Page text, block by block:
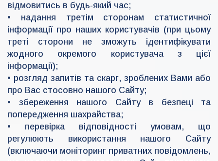
відмовитись в будь-який час;
• надання третім сторонам статистичної
інформації про наших користувачів (при цьому
треті сторони не зможуть ідентифікувати
жодного окремого користувача з цієї
інформації);
• розгляд запитів та скарг, зроблених Вами або
про Вас стосовно нашого Сайту;
• збереження нашого Сайту в безпеці та
попередження шахрайства;
• перевірка відповідності умовам, що
регулюють використання нашого Сайту
(включаючи моніторинг приватних повідомлень,